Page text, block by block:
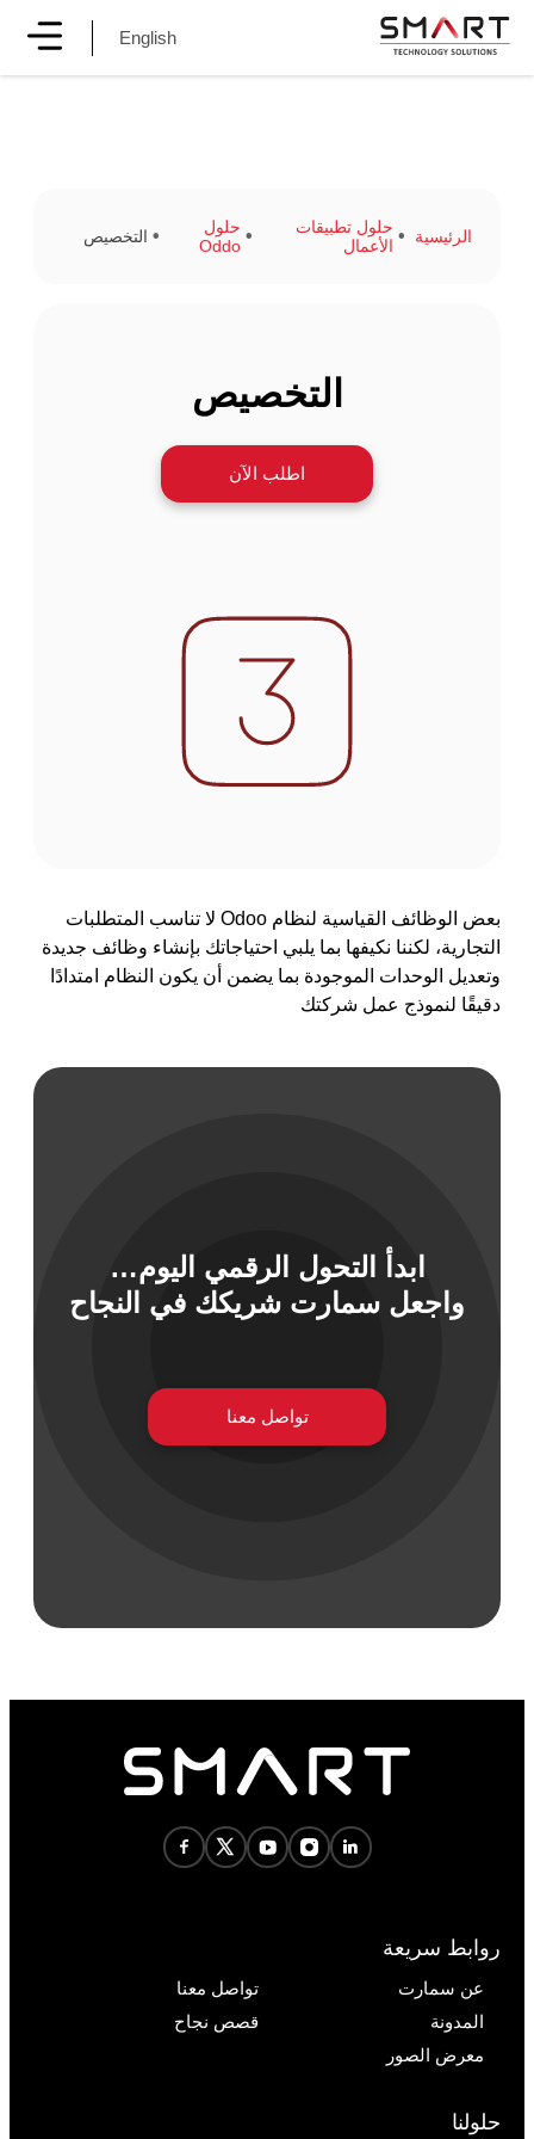
المعلومات
English
الرئيسية
حلول تطبيقات
الأعمال
حلول
Oddo
التخصيص
التخصيص
اطلب الآن
بعض الوظائف القياسية لنظام Odoo لا تناسب المتطلبات
التجارية، لكننا نكيفها بما يلبي احتياجاتك بإنشاء وظائف جديدة
وتعديل الوحدات الموجودة بما يضمن أن يكون النظام امتدادًا
دقيقًا لنموذج عمل شركتك
ابدأ التحول الرقمي اليوم…
واجعل سمارت شريكك في النجاح
تواصل معنا
روابط سريعة
عن سمارت
تواصل معنا
المدونة
قصص نجاح
معرض الصور
حلولنا